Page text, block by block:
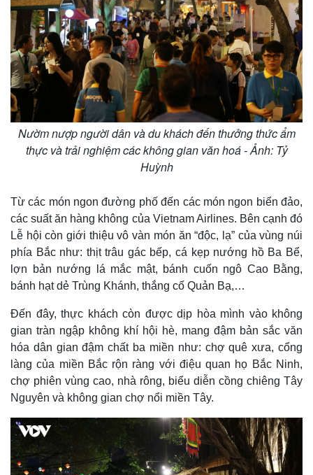
Thế giới
Quan sát
Cuộc sống đó đây
Hồ sơ
Multimedia
Video
Ảnh
E-Magazine
Infographic
Nườm nượp người dân và du khách đến thưởng thức ẩm
thực và trải nghiệm các không gian văn hoá - Ảnh: Tỷ
Huỳnh
Từ các món ngon đường phố đến các món ngon biển đảo,
các suất ăn hàng không của Vietnam Airlines. Bên cạnh đó
Lễ hội còn giới thiệu vô vàn món ăn “độc, lạ” của vùng núi
phía Bắc như: thịt trâu gác bếp, cá kẹp nướng hồ Ba Bể,
lợn bản nướng lá mắc mật, bánh cuốn ngô Cao Bằng,
bánh hạt dẻ Trùng Khánh, thắng cố Quản Bạ,…
Đến đây, thực khách còn được dịp hòa mình vào không
gian tràn ngập không khí hội hè, mang đậm bản sắc văn
hóa dân gian đậm chất ba miền như: chợ quê xưa, cổng
làng của miền Bắc rộn ràng với điệu quan họ Bắc Ninh,
chợ phiên vùng cao, nhà rông, biểu diễn cồng chiêng Tây
Nguyên và không gian chợ nổi miền Tây.